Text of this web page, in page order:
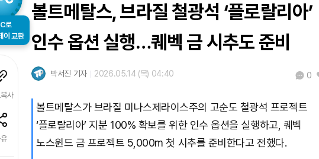
로
이 교환
사
볼트메탈스, 브라질 철광석 ‘플로랄리아’
인수 옵션 실행…퀘벡 금 시추도 준비
박서진 기자 2026.05.14 (목) 04:40 0
볼트메탈스가 브라질 미나스제라이스주의 고순도 철광석 프로젝트
‘플로랄리아’ 지분 100% 확보를 위한 인수 옵션을 실행하고, 퀘벡
노스윈드 금 프로젝트 5,000m 첫 시추를 준비한다고 전했다.